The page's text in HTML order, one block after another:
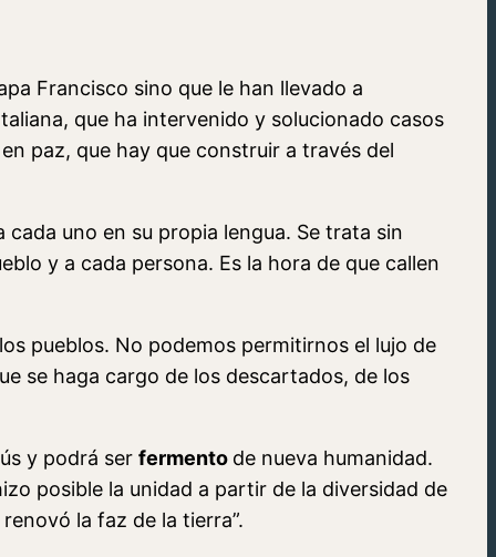
Francisco sino que le han llevado a
que ha intervenido y solucionado casos
paz, que hay que construir a través del
uno en su propia lengua. Se trata sin
y a cada persona. Es la hora de que callen
pueblos. No podemos permitirnos el lujo de
se haga cargo de los descartados, de los
y podrá ser fermento de nueva humanidad.
posible la unidad a partir de la diversidad de
la faz de la tierra”.